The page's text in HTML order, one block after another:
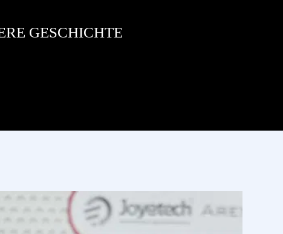
GESCHICHTE